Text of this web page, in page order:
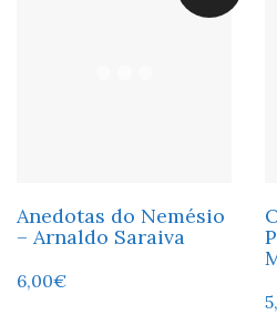
Anedotas do Nemésio
– Arnaldo Saraiva
6,00€